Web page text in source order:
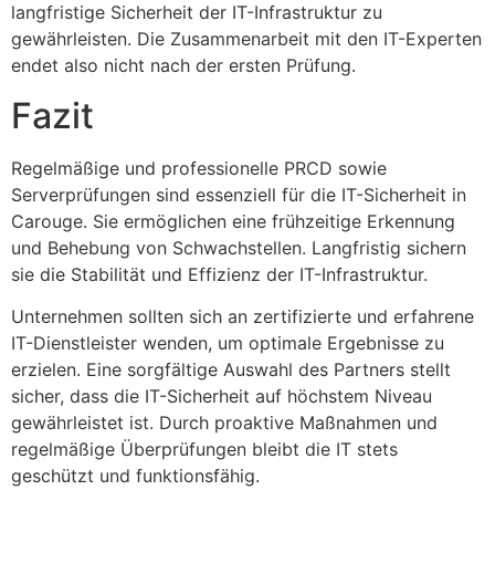
langfristige Sicherheit der IT-Infrastruktur zu
gewährleisten. Die Zusammenarbeit mit den IT-Experten
endet also nicht nach der ersten Prüfung.
Fazit
Regelmäßige und professionelle PRCD sowie
Serverprüfungen sind essenziell für die IT-Sicherheit in
Carouge. Sie ermöglichen eine frühzeitige Erkennung
und Behebung von Schwachstellen. Langfristig sichern
sie die Stabilität und Effizienz der IT-Infrastruktur.
Unternehmen sollten sich an zertifizierte und erfahrene
IT-Dienstleister wenden, um optimale Ergebnisse zu
erzielen. Eine sorgfältige Auswahl des Partners stellt
sicher, dass die IT-Sicherheit auf höchstem Niveau
gewährleistet ist. Durch proaktive Maßnahmen und
regelmäßige Überprüfungen bleibt die IT stets
geschützt und funktionsfähig.